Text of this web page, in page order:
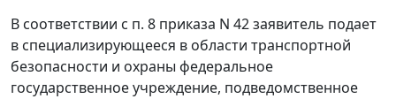
В соответствии с п. 8 приказа N 42 заявитель подает
в специализирующееся в области транспортной
безопасности и охраны федеральное
государственное учреждение, подведомственное